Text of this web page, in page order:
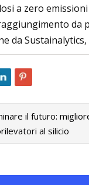
a zero
da
da
il futuro:
al silicio